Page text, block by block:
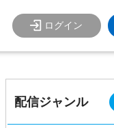
ログイン
配信ジャンル